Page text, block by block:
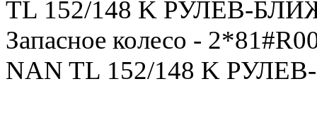
TL 152/148 K РУЛЕВ-
Запасное колесо -
NAN TL 152/148 K